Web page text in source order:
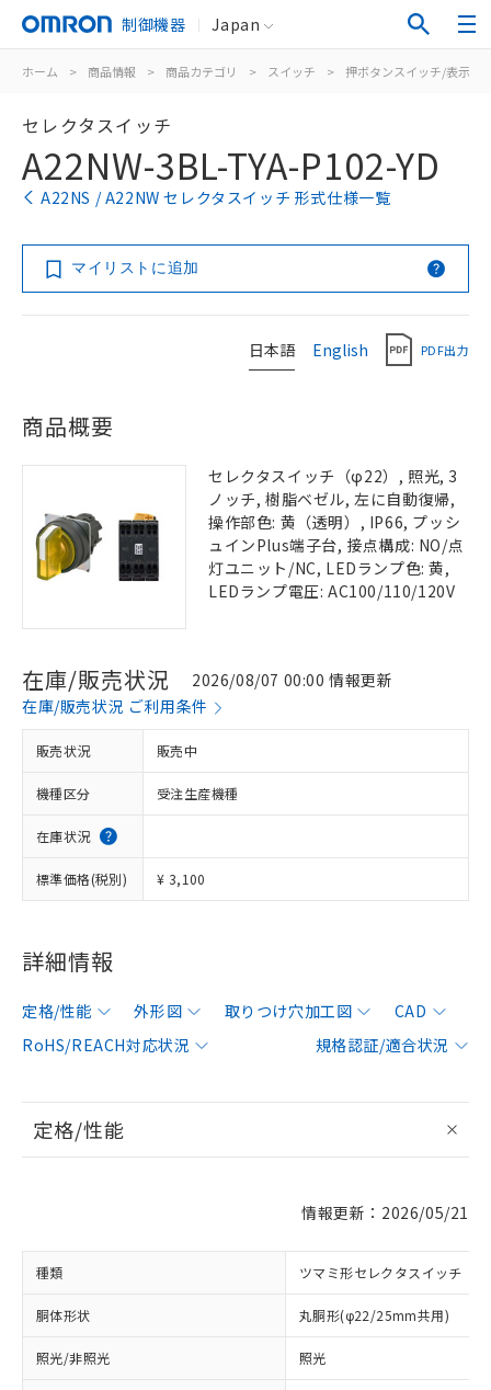
制御機器 Japan
ホーム > 商品情報 > 商品カテゴリ > スイッチ > 押ボタンスイッチ/表示灯
セレクタスイッチ
A22NW-3BL-TYA-P102-YD
A22NS / A22NW セレクタスイッチ 形式仕様一覧
マイリストに追加
日本語 English PDF出力
商品概要
セレクタスイッチ（φ22）, 照光, 3
ノッチ, 樹脂ベゼル, 左に自動復帰,
操作部色: 黄（透明）, IP66, プッシ
ュインPlus端子台, 接点構成: NO/点
灯ユニット/NC, LEDランプ色: 黄,
LEDランプ電圧: AC100/110/120V
在庫/販売状況
2026/08/07 00:00 情報更新
在庫/販売状況 ご利用条件
販売状況 販売中
機種区分 受注生産機種
在庫状況
標準価格(税別) ¥ 3,100
詳細情報
定格/性能 外形図 取りつけ穴加工図
CAD
RoHS/REACH対応状況
規格認証/適合状況
定格/性能
情報更新：2026/05/21
種類 ツマミ形セレクタスイッチ
胴体形状 丸胴形(φ22/25mm共用)
照光/非照光 照光